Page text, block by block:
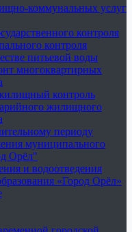
коммунальных услуг
контроля
контроля
питьевой воды
многоквартирных
контроль
жилищного
периоду
муниципального
Орёл"
и водоотведения
«Город Орёл»